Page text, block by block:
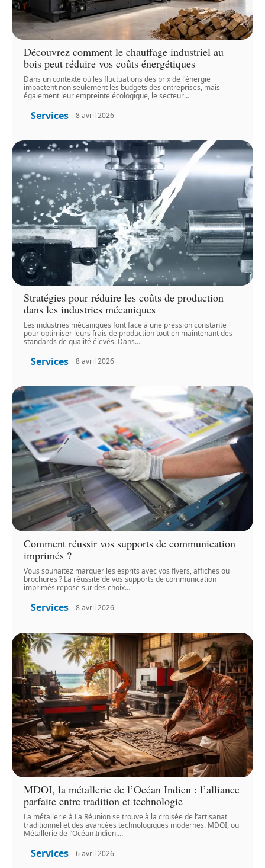
Découvrez comment le chauffage industriel au
bois peut réduire vos coûts énergétiques
Dans un contexte où les fluctuations des prix de l'énergie
impactent non seulement les budgets des entreprises, mais
également leur empreinte écologique, le secteur…
Services 8 avril 2026
Stratégies pour réduire les coûts de production
dans les industries mécaniques
Les industries mécaniques font face à une pression constante
pour optimiser leurs frais de production tout en maintenant des
standards de qualité élevés. Dans…
Services 8 avril 2026
Comment réussir vos supports de communication
imprimés ?
Vous souhaitez marquer les esprits avec vos flyers, affiches ou
brochures ? La réussite de vos supports de communication
imprimés repose sur des choix…
Services 8 avril 2026
MDOI, la métallerie de l’Océan Indien : l’alliance
parfaite entre tradition et technologie
La métallerie à La Réunion se trouve à la croisée de l’artisanat
traditionnel et des avancées technologiques modernes. MDOI, ou
Métallerie de l’Océan Indien,…
Services 6 avril 2026